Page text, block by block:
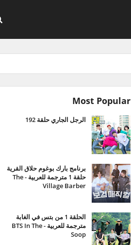
Most Popular
الرجل الجاري حلقة 192
برنامج بارك بوغوم حلاق القرية
حلقة 1 مترجمة للعربية - The
Village Barber
الحلقة 1 من بتس في الغابة
مترجمة للعربية - BTS In The
Soop